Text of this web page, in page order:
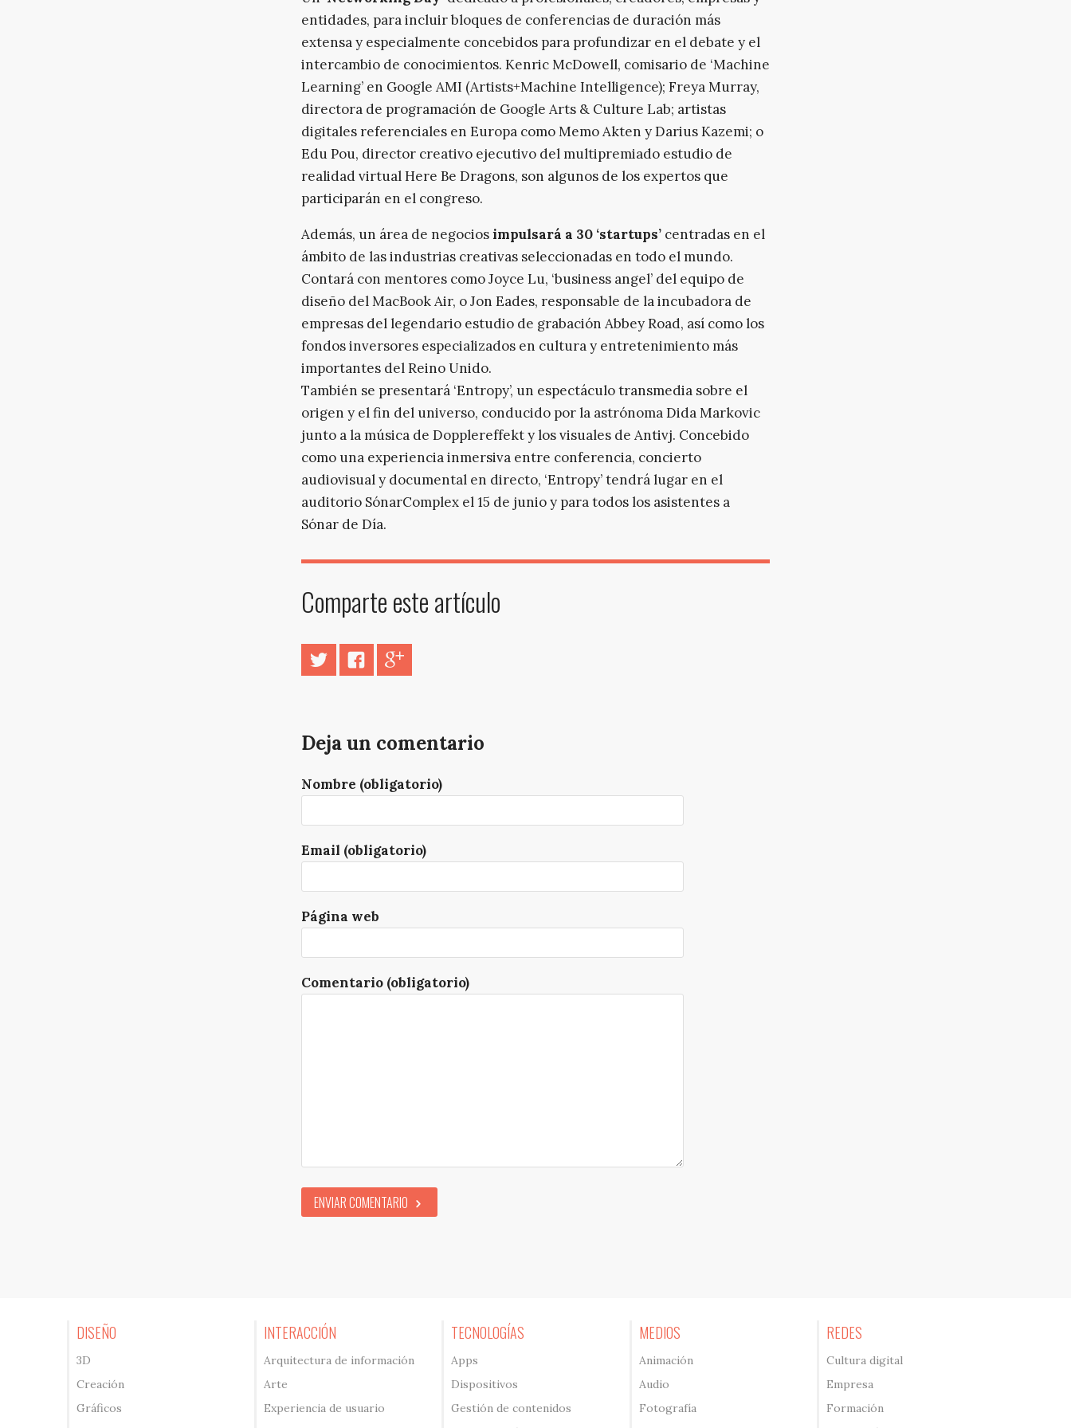
entidades, para incluir bloques de conferencias de duración más
extensa y especialmente concebidos para profundizar en el debate y el
intercambio de conocimientos. Kenric McDowell, comisario de ‘Machine
Learning’ en Google AMI (Artists+Machine Intelligence); Freya Murray,
directora de programación de Google Arts & Culture Lab; artistas
digitales referenciales en Europa como Memo Akten y Darius Kazemi; o
Edu Pou, director creativo ejecutivo del multipremiado estudio de
realidad virtual Here Be Dragons, son algunos de los expertos que
participarán en el congreso.
Además, un área de negociosimpulsará a 30 ‘startups’ centradas en el
ámbito de las industrias creativas seleccionadas en todo el mundo.
Contará con mentores como Joyce Lu, ‘business angel’ del equipo de
diseño del MacBook Air, o Jon Eades, responsable de la incubadora de
empresas del legendario estudio de grabación Abbey Road, así como los
fondos inversores especializados en cultura y entretenimiento más
importantes del Reino Unido.
También se presentará ‘Entropy’, un espectáculo transmedia sobre el
origen y el fin del universo, conducido por la astrónoma Dida Markovic
junto a la música de Dopplereffekt y los visuales de Antivj. Concebido
como una experiencia inmersiva entre conferencia, concierto
audiovisual y documental en directo, ‘Entropy’ tendrá lugar en el
auditorio SónarComplex el 15 de junio y para todos los asistentes a
Sónar de Día.
Comparte este artículo
Twitter Facebook
Deja un comentario
Nombre (obligatorio)
Email (obligatorio)
Página web
Comentario (obligatorio)
ENVIAR COMENTARIO
DISEÑO
3D
Creación
Gráficos
INTERACCIÓN
Arquitectura de información
Arte
Experiencia de usuario
TECNOLOGÍAS
Apps
Dispositivos
Gestión de contenidos
MEDIOS
Animación
Audio
Fotografía
REDES
Cultura digital
Empresa
Formación